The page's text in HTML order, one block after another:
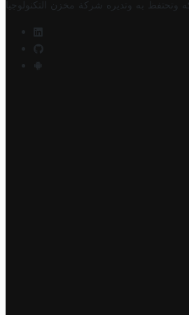
وتحتفظ به وتديره شركة مخزن التكنولوجيا